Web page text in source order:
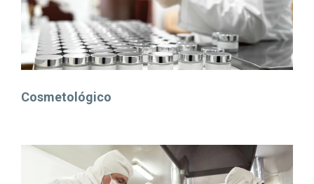
Cosmetológico